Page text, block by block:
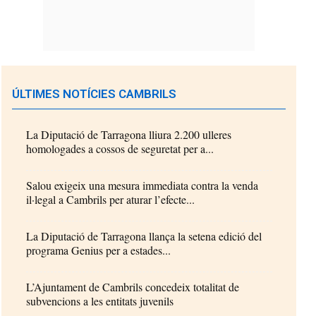
ÚLTIMES NOTÍCIES CAMBRILS
La Diputació de Tarragona lliura 2.200 ulleres
homologades a cossos de seguretat per a...
Salou exigeix una mesura immediata contra la venda
il·legal a Cambrils per aturar l’efecte...
La Diputació de Tarragona llança la setena edició del
programa Genius per a estades...
L’Ajuntament de Cambrils concedeix totalitat de
subvencions a les entitats juvenils